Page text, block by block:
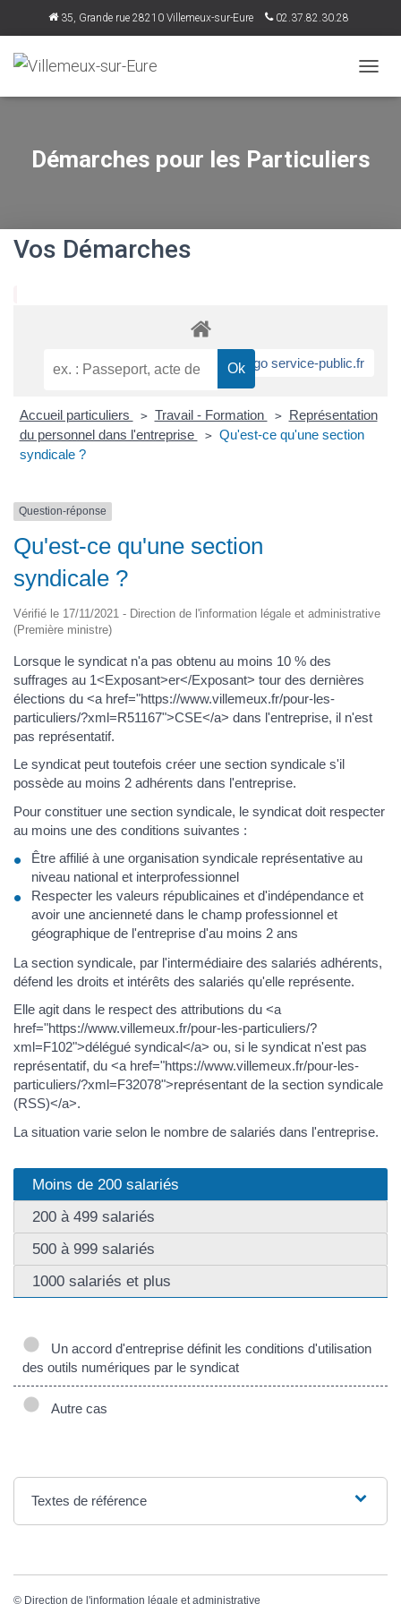
35, Grande rue 28210 Villemeux-sur-Eure 02.37.82.30.28
É
E
N
Démarches pour les Particuliers
Vos Démarches
Accueil particuliers > Travail - Formation >
Représentation
du personnel dans l'entreprise
> Qu'est-ce qu'une section
syndicale ?
Question-réponse
Qu'est-ce qu'une section
syndicale ?
Vérifié le 17/11/2021 - Direction de l'information légale et administrative
(Première ministre)
Lorsque le syndicat n'a pas obtenu au moins 10 % des
suffrages au 1<Exposant>er</Exposant> tour des dernières
élections du <a href="https://www.villemeux.fr/pour-les-
particuliers/?xml=R51167">CSE</a> dans l'entreprise, il n'est
pas représentatif.
Le syndicat peut toutefois créer une section syndicale s'il
possède au moins 2 adhérents dans l'entreprise.
Pour constituer une section syndicale, le syndicat doit respecter
au moins une des conditions suivantes :
Être affilié à une organisation syndicale représentative au
niveau national et interprofessionnel
Respecter les valeurs républicaines et d'indépendance et
avoir une ancienneté dans le champ professionnel et
géographique de l'entreprise d'au moins 2 ans
La section syndicale, par l'intermédiaire des salariés adhérents,
défend les droits et intérêts des salariés qu'elle représente.
Elle agit dans le respect des attributions du <a
href="https://www.villemeux.fr/pour-les-particuliers/?
xml=F102">délégué syndical</a> ou, si le syndicat n'est pas
représentatif, du <a href="https://www.villemeux.fr/pour-les-
particuliers/?xml=F32078">représentant de la section syndicale
(RSS)</a>.
La situation varie selon le nombre de salariés dans l'entreprise.
Moins de 200 salariés
200 à 499 salariés
500 à 999 salariés
1000 salariés et plus
Un accord d'entreprise définit les conditions d'utilisation
des outils numériques par le syndicat
Autre cas
Textes de référence
© Direction de l'information légale et administrative